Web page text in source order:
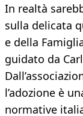
In realtà
sulla delicata
e della
guidato da
l’adozione è
normative